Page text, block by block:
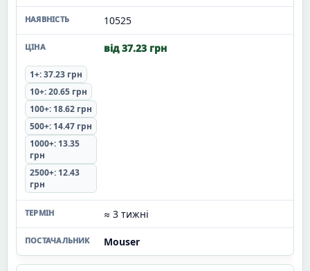
10525
від 37.23 грн
1+: 37.23 грн
10+: 20.65 грн
100+: 18.62 грн
500+: 14.47 грн
1000+: 13.35
грн
2500+: 12.43
грн
≈ 3 тижні
Mouser